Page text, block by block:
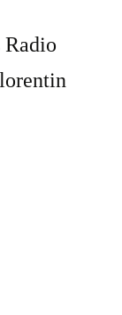
Radio